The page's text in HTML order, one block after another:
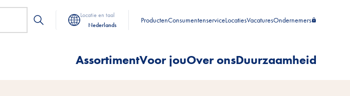
Locatie en taal
Nederlands
ProductenConsumentenserviceLocatiesVacaturesOndernemers
AssortimentVoor jouOver onsDuurzaamheid